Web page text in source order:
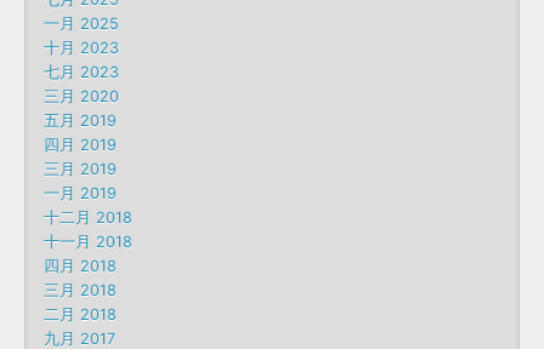
一月 2025
十月 2023
七月 2023
三月 2020
五月 2019
四月 2019
三月 2019
一月 2019
十二月 2018
十一月 2018
四月 2018
三月 2018
二月 2018
九月 2017